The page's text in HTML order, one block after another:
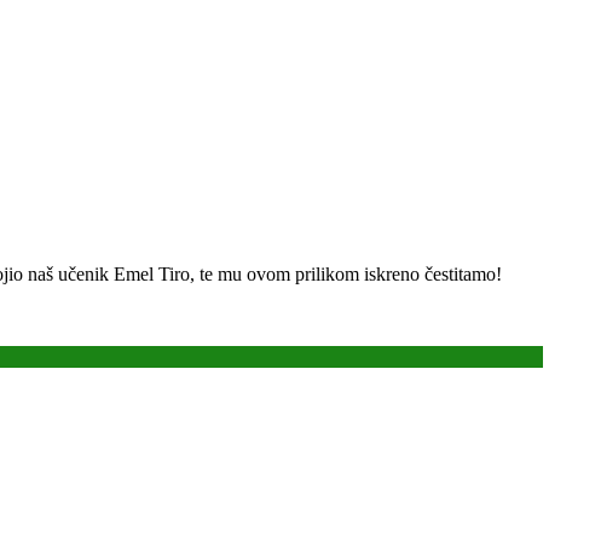
naš učenik Emel Tiro, te mu ovom prilikom iskreno čestitamo!